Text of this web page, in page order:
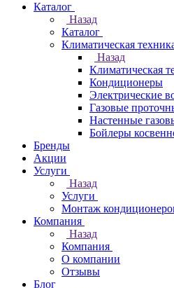
Каталог
Назад
Каталог
Климатическая
Назад
Климатическая
Кондиционеры
Электрические
Газовые
Настенные
Бойлеры
Бренды
Акции
Услуги
Назад
Услуги
Монтаж
Компания
Назад
Компания
О компании
Отзывы
Блог